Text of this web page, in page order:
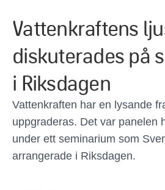
Vattenkraftens
diskuterades på
i Riksdagen
Vattenkraften har en lysande
uppgraderas. Det var panelen
under ett seminarium som
arrangerade i Riksdagen.